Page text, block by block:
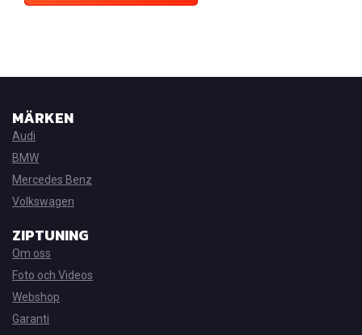
MÄRKEN
Audi
BMW
Mercedes Benz
Volkswagen
ZIPTUNING
Om oss
Foto och Videos
Webshop
Garanti